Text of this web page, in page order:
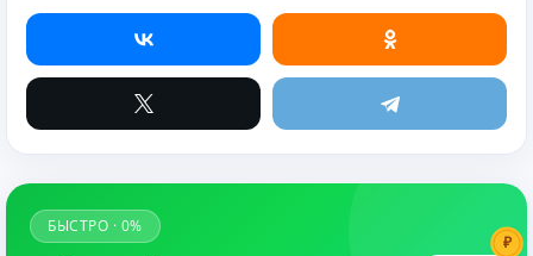
₽
БЫСТРО · 0%